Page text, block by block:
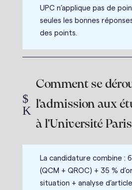
UPC n’applique pas de
seules les bonnes
des points.
Comment se
l'admission aux
à l'Université
$
K
La candidature combine :
(QCM + QROC) + 35 %
situation + analyse